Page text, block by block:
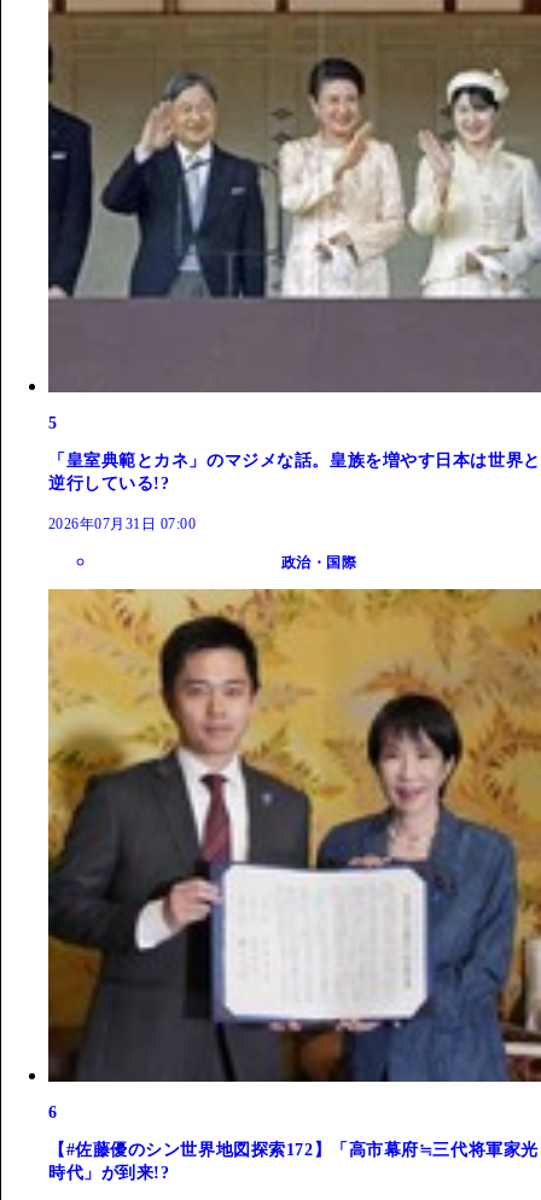
5
「皇室典範とカネ」のマジメな話。皇族を増やす日本は世界と
逆行している!?
2026年07月31日 07:00
政治・国際
6
【#佐藤優のシン世界地図探索172】「高市幕府≒三代将軍家光
時代」が到来!?